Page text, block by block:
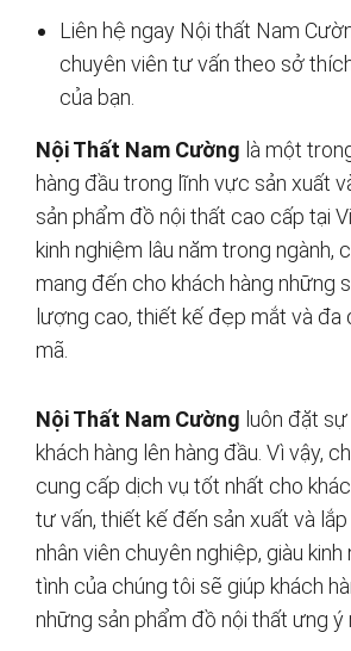
Liên hệ ngay Nội thất Nam
chuyên viên tư vấn theo sở
của bạn.
Nội Thất Nam Cường là một
hàng đầu trong lĩnh vực sản xuất
sản phẩm đồ nội thất cao cấp tại
kinh nghiệm lâu năm trong ngành,
mang đến cho khách hàng những
lượng cao, thiết kế đẹp mắt và đa
mã.
Nội Thất Nam Cường luôn đặt
khách hàng lên hàng đầu. Vì vậy,
cung cấp dịch vụ tốt nhất cho
tư vấn, thiết kế đến sản xuất và
nhân viên chuyên nghiệp, giàu
tình của chúng tôi sẽ giúp khách
những sản phẩm đồ nội thất ưng ý